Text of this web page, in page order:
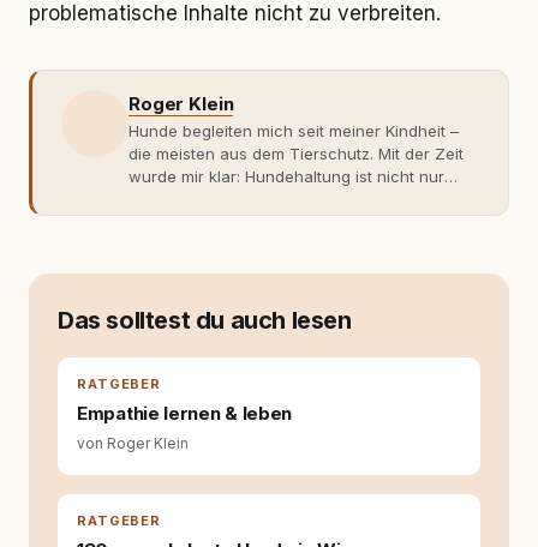
problematische Inhalte nicht zu verbreiten.
Roger Klein
Hunde begleiten mich seit meiner Kindheit –
die meisten aus dem Tierschutz. Mit der Zeit
wurde mir klar: Hundehaltung ist nicht nur
Fachwissen. Der Wendepunkt kam mit meinem
moderner Hundeerziehung
entsteht echte Bindung dort, wo Verständnis
Wissen ersetzt – nicht umgekehrt. Aus dieser
Entwicklung entstand rundum.dog – ein
Hundehalter:innen in Deutschland, Österreich
und der Schweiz. Meine Überzeugung:
Tierschutz beginnt mit Wissen. Wer seinen
Hund versteht, trifft bessere Entscheidungen –
für ein Zusammenleben, das beiden guttut.
Das solltest du auch lesen
RATGEBER
Empathie lernen & leben
von Roger Klein
RATGEBER